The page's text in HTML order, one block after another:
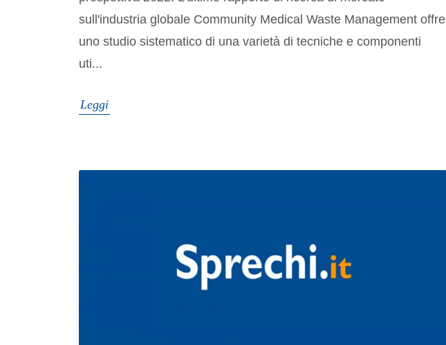
sull'industria globale Community Medical Waste Management offre
uno studio sistematico di una varietà di tecniche e componenti
uti...
Leggi